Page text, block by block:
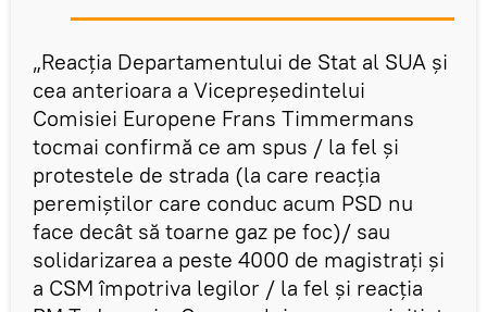
„Reacția Departamentului de Stat al SUA și
cea anterioara a Vicepreședintelui
Comisiei Europene Frans Timmermans
tocmai confirmă ce am spus / la fel și
protestele de strada (la care reacția
peremiștilor care conduc acum PSD nu
face decât să toarne gaz pe foc)/ sau
solidarizarea a peste 4000 de magistrați și
a CSM împotriva legilor / la fel și reacția